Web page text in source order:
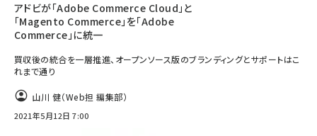
アドビが「Adobe Commerce Cloud」と
「Magento Commerce」を「Adobe
Commerce」に統一
買収後の統合を一層推進、オープンソース版のブランディングとサポートはこ
れまで通り
山川 健（Web担 編集部）
2021年5月12日 7:00